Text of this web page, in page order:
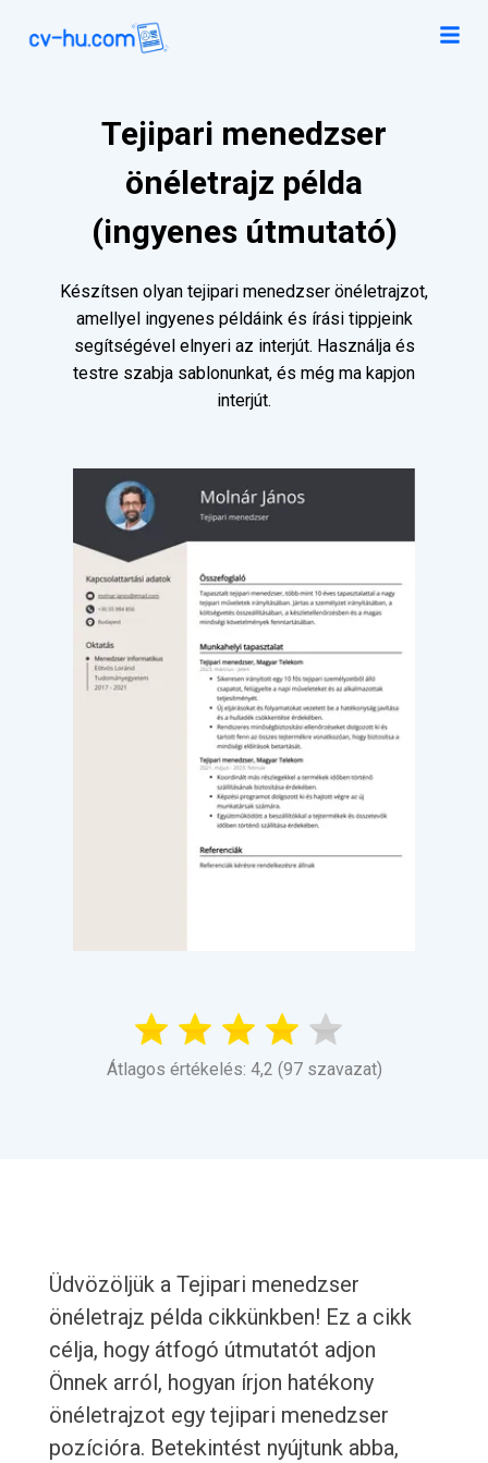
Tejipari menedzser
önéletrajz példa
(ingyenes útmutató)
Készítsen olyan tejipari menedzser önéletrajzot,
amellyel ingyenes példáink és írási tippjeink
segítségével elnyeri az interjút. Használja és
testre szabja sablonunkat, és még ma kapjon
interjút.
Átlagos értékelés: 4,2 (97 szavazat)
Üdvözöljük a Tejipari menedzser
önéletrajz példa cikkünkben! Ez a cikk
célja, hogy átfogó útmutatót adjon
Önnek arról, hogyan írjon hatékony
önéletrajzot egy tejipari menedzser
pozícióra. Betekintést nyújtunk abba,